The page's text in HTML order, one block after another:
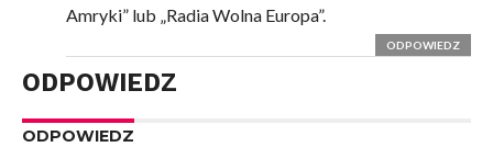
Amryki” lub „Radia Wolna Europa”.
ODPOWIEDZ
ODPOWIEDZ
ODPOWIEDZ